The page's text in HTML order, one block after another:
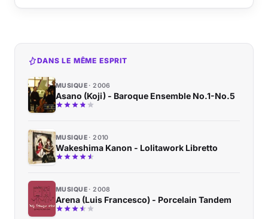
DANS LE MÊME ESPRIT
MUSIQUE 2006
Asano (Koji) - Baroque Ensemble No.1-No.5
MUSIQUE 2010
Wakeshi­ma Kanon - Lolitawork Libretto
MUSIQUE 2008
Arena (Luis Francesco) - Porcelain Tandem